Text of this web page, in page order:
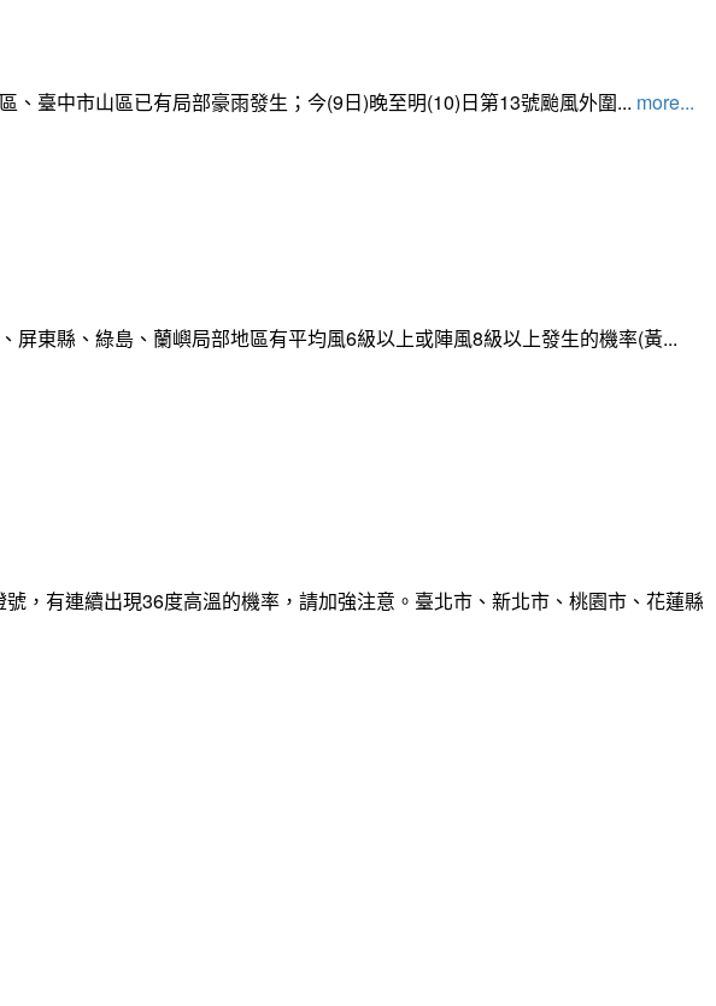
臺中市山區已有局部豪雨發生；今(9日)晚至明(10)日第13號颱風外圍... more...
東縣、綠島、蘭嶼局部地區有平均風6級以上或陣風8級以上發生的機率(黃...
，有連續出現36度高溫的機率，請加強注意。臺北市、新北市、桃園市、花蓮縣